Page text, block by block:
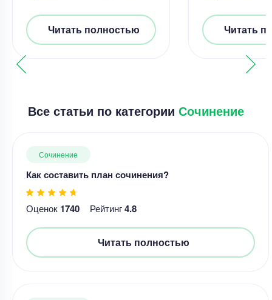
Читать полностью Читать
Все статьи по категории Сочинение
Сочинение
Как составить план сочинения?
Оценок 1740 Рейтинг4.8
Читать полностью